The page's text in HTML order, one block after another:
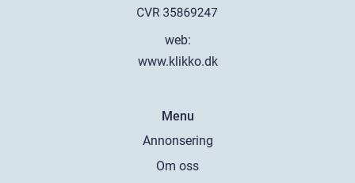
web:
www.klikko.dk
Menu
Annonsering
Om oss